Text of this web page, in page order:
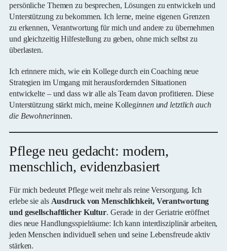
persönliche Themen zu besprechen, Lösungen zu entwickeln und
Unterstützung zu bekommen. Ich lerne, meine eigenen Grenzen
zu erkennen, Verantwortung für mich und andere zu übernehmen
und gleichzeitig Hilfestellung zu geben, ohne mich selbst zu
überlasten.
Ich erinnere mich, wie ein Kollege durch ein Coaching neue
Strategien im Umgang mit herausfordernden Situationen
entwickelte – und dass wir alle als Team davon profitieren. Diese
Unterstützung stärkt mich, meine Kolleginnen und letztlich auch
die Bewohnerinnen.
Pflege neu gedacht: modern,
menschlich, evidenzbasiert
Für mich bedeutet Pflege weit mehr als reine Versorgung. Ich
erlebe sie als Ausdruck von Menschlichkeit, Verantwortung
und gesellschaftlicher Kultur. Gerade in der Geriatrie eröffnet
dies neue Handlungsspielräume: Ich kann interdisziplinär arbeiten,
jeden Menschen individuell sehen und seine Lebensfreude aktiv
stärken.